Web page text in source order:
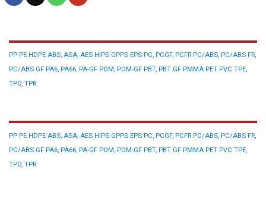
PP PE HDPE ABS, ASA, AES HIPS GPPS EPS PC, PCGF, PCFR PC/ABS, PC/ABS FR,
PC/ABS GF PA6, PA66, PA-GF POM, POM-GF PBT, PBT GF PMMA PET PVC TPE,
TPO, TPR
PP PE HDPE ABS, ASA, AES HIPS GPPS EPS PC, PCGF, PCFR PC/ABS, PC/ABS FR,
PC/ABS GF PA6, PA66, PA-GF POM, POM-GF PBT, PBT GF PMMA PET PVC TPE,
TPO, TPR